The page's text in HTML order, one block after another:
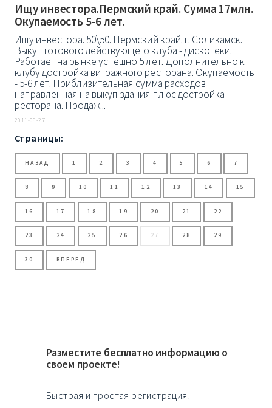
Ищу инвестора.Пермский край. Сумма 17млн.
Окупаемость 5-6 лет.
Ищу инвестора. 50\50. Пермский край. г. Соликамск.
Выкуп готового действующего клуба - дискотеки.
Работает на рынке успешно 5 лет. Дополнительно к
клубу достройка витражного ресторана. Окупаемость
- 5-6 лет. Приблизительная сумма расходов
направленная на выкуп здания плюс достройка
ресторана. Продаж...
2011-06-27
Страницы:
НАЗАД 1 2 3 4 5 6 7
8 9 10 11 12 13 14 15
16 17 18 19 20 21 22
23 24 25 26 27 28 29
30 ВПЕРЕД
Разместите бесплатно информацию о
своем проекте!
Быстрая и простая регистрация!